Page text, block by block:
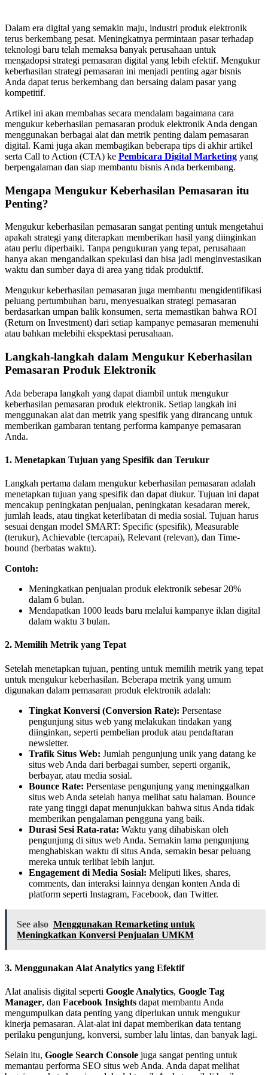
Dalam era digital yang semakin maju, industri produk elektronik
terus berkembang pesat. Meningkatnya permintaan pasar terhadap
teknologi baru telah memaksa banyak perusahaan untuk
mengadopsi strategi pemasaran digital yang lebih efektif. Mengukur
keberhasilan strategi pemasaran ini menjadi penting agar bisnis
Anda dapat terus berkembang dan bersaing dalam pasar yang
kompetitif.
Artikel ini akan membahas secara mendalam bagaimana cara
mengukur keberhasilan pemasaran produk elektronik Anda dengan
menggunakan berbagai alat dan metrik penting dalam pemasaran
digital. Kami juga akan membagikan beberapa tips di akhir artikel
serta Call to Action (CTA) ke Pembicara Digital Marketing yang
berpengalaman dan siap membantu bisnis Anda berkembang.
Mengapa Mengukur Keberhasilan Pemasaran itu
Penting?
Mengukur keberhasilan pemasaran sangat penting untuk mengetahui
apakah strategi yang diterapkan memberikan hasil yang diinginkan
atau perlu diperbaiki. Tanpa pengukuran yang tepat, perusahaan
hanya akan mengandalkan spekulasi dan bisa jadi menginvestasikan
waktu dan sumber daya di area yang tidak produktif.
Mengukur keberhasilan pemasaran juga membantu mengidentifikasi
peluang pertumbuhan baru, menyesuaikan strategi pemasaran
berdasarkan umpan balik konsumen, serta memastikan bahwa ROI
(Return on Investment) dari setiap kampanye pemasaran memenuhi
atau bahkan melebihi ekspektasi perusahaan.
Langkah-langkah dalam Mengukur Keberhasilan
Pemasaran Produk Elektronik
Ada beberapa langkah yang dapat diambil untuk mengukur
keberhasilan pemasaran produk elektronik. Setiap langkah ini
menggunakan alat dan metrik yang spesifik yang dirancang untuk
memberikan gambaran tentang performa kampanye pemasaran
Anda.
1. Menetapkan Tujuan yang Spesifik dan Terukur
Langkah pertama dalam mengukur keberhasilan pemasaran adalah
menetapkan tujuan yang spesifik dan dapat diukur. Tujuan ini dapat
mencakup peningkatan penjualan, peningkatan kesadaran merek,
jumlah leads, atau tingkat keterlibatan di media sosial. Tujuan harus
sesuai dengan model SMART: Specific (spesifik), Measurable
(terukur), Achievable (tercapai), Relevant (relevan), dan Time-
bound (berbatas waktu).
Contoh:
Meningkatkan penjualan produk elektronik sebesar 20%
dalam 6 bulan.
Mendapatkan 1000 leads baru melalui kampanye iklan digital
dalam waktu 3 bulan.
2. Memilih Metrik yang Tepat
Setelah menetapkan tujuan, penting untuk memilih metrik yang tepat
untuk mengukur keberhasilan. Beberapa metrik yang umum
digunakan dalam pemasaran produk elektronik adalah:
Tingkat Konversi (Conversion Rate): Persentase
pengunjung situs web yang melakukan tindakan yang
diinginkan, seperti pembelian produk atau pendaftaran
newsletter.
Trafik Situs Web: Jumlah pengunjung unik yang datang ke
situs web Anda dari berbagai sumber, seperti organik,
berbayar, atau media sosial.
Bounce Rate: Persentase pengunjung yang meninggalkan
situs web Anda setelah hanya melihat satu halaman. Bounce
rate yang tinggi dapat menunjukkan bahwa situs Anda tidak
memberikan pengalaman pengguna yang baik.
Durasi Sesi Rata-rata: Waktu yang dihabiskan oleh
pengunjung di situs web Anda. Semakin lama pengunjung
menghabiskan waktu di situs Anda, semakin besar peluang
mereka untuk terlibat lebih lanjut.
Engagement di Media Sosial: Meliputi likes, shares,
comments, dan interaksi lainnya dengan konten Anda di
platform seperti Instagram, Facebook, dan Twitter.
See also Menggunakan Remarketing untuk
Meningkatkan Konversi Penjualan UMKM
3. Menggunakan Alat Analytics yang Efektif
Alat analisis digital seperti Google Analytics, Google Tag
Manager, dan Facebook Insights dapat membantu Anda
mengumpulkan data penting yang diperlukan untuk mengukur
kinerja pemasaran. Alat-alat ini dapat memberikan data tentang
perilaku pengunjung, konversi, sumber lalu lintas, dan banyak lagi.
Selain itu, Google Search Console juga sangat penting untuk
memantau performa SEO situs web Anda. Anda dapat melihat